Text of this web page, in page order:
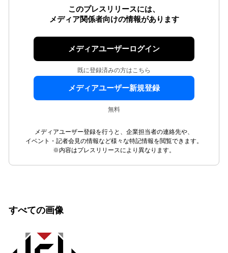
このプレスリリースには、
メディア関係者向けの情報があります
メディアユーザーログイン
既に登録済みの方はこちら
メディアユーザー新規登録
無料
メディアユーザー登録を行うと、企業担当者の連絡先や、
イベント・記者会見の情報など様々な特記情報を閲覧できます。
※内容はプレスリリースにより異なります。
すべての画像